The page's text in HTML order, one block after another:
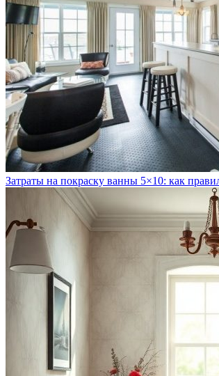
Затраты на покраску ванны 5×10: как